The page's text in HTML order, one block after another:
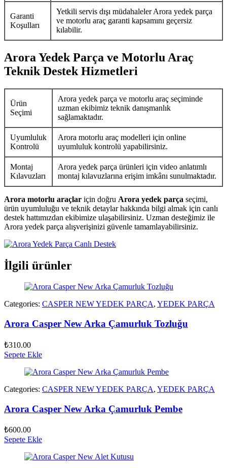
Garanti
Koşulları
Yetkili servis dışı müdahaleler Arora yedek parça
ve motorlu araç garanti kapsamını geçersiz
kılabilir.
Arora Yedek Parça ve Motorlu Araç
Teknik Destek Hizmetleri
Ürün
Seçimi
Arora yedek parça ve motorlu araç seçiminde
uzman ekibimiz teknik danışmanlık
sağlamaktadır.
Uyumluluk
Kontrolü
Arora motorlu araç modelleri için online
uyumluluk kontrolü yapabilirsiniz.
Montaj
Kılavuzları
Arora yedek parça ürünleri için video anlatımlı
montaj kılavuzlarına erişim imkânı sunulmaktadır.
Arora motorlu araçlar için doğru Arora yedek parça seçimi,
ürün uyumluluğu ve teknik detaylar hakkında bilgi almak için canlı
destek hattımızdan ekibimize ulaşabilirsiniz. Uzman desteğimiz ile
Arora yedek parça alışverişinizi güvenle tamamlayabilirsiniz.
İlgili ürünler
Categories: CASPER NEW YEDEK PARÇA, YEDEK PARÇA
Arora Casper New Arka Çamurluk Tozluğu
₺310.00
Sepete Ekle
Categories: CASPER NEW YEDEK PARÇA, YEDEK PARÇA
Arora Casper New Arka Çamurluk Pembe
₺600.00
Sepete Ekle